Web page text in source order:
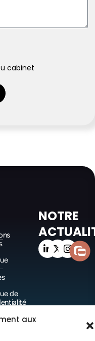
aux
cabinet
de
NOTRE